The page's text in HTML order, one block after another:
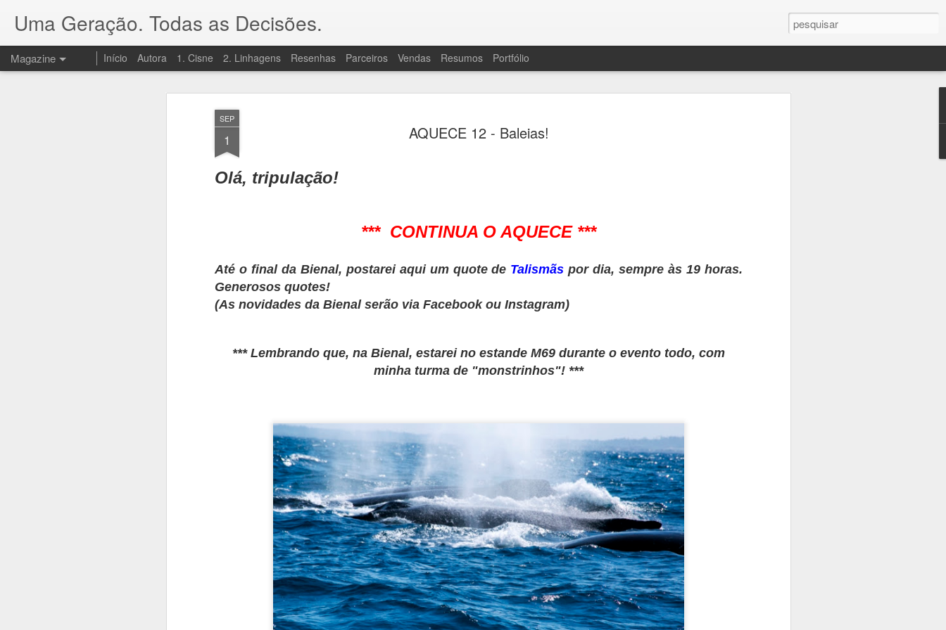
SEP
1 AQUECE 12 - Baleias!
Olá, tripulação!
*** CONTINUA O AQUECE ***
Até o final da Bienal, postarei aqui um quote de Talismãs por dia, sempre às 19 horas.
Generosos quotes!
(As novidades da Bienal serão via Facebook ou Instagram)
*** Lembrando que, na Bienal, estarei no estande M69 durante o evento todo, com
minha turma de "monstrinhos"! ***
Uma Geração. Todas as Decisões.
Magazine Início Autora 1. Cisne 2. Linhagens Resenhas Parceiros Vendas Resumos Portfólio
20
A "ressaca pós-livro" foi grande dessa vez, provavelmente
de enredo e personagens que há na série, por outro lado são muito
difíceis de evitar.
À ressaca, juntaram-se algumas intercorrências de saúde,
pouco, ainda. Sem cérebro (gripe) ou com dor (ciático) não dá pra